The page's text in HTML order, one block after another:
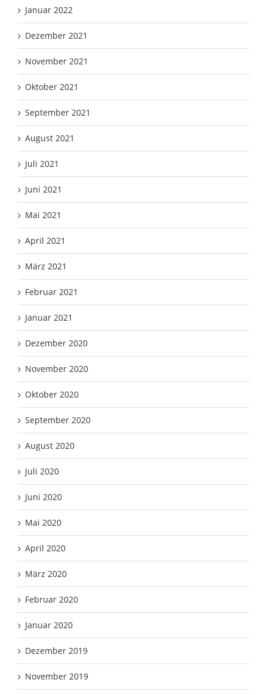
Januar 2022
Dezember 2021
November 2021
Oktober 2021
September 2021
August 2021
Juli 2021
Juni 2021
Mai 2021
April 2021
März 2021
Februar 2021
Januar 2021
Dezember 2020
November 2020
Oktober 2020
September 2020
August 2020
Juli 2020
Juni 2020
Mai 2020
April 2020
März 2020
Februar 2020
Januar 2020
Dezember 2019
November 2019